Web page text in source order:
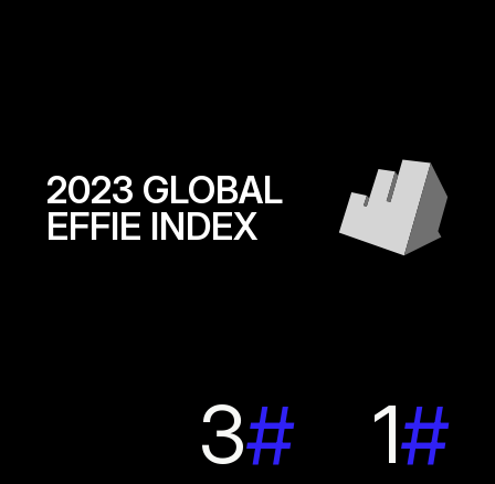
2023 GLOBAL
EFFIE INDEX
1#
3#